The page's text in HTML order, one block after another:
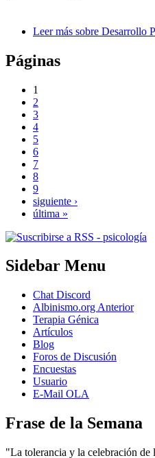
Leer más sobre Desarrollo
Páginas
1
2
3
4
5
6
7
8
9
siguiente ›
última »
Sidebar Menu
Chat Discord
Albinismo.org Anterior
Terapia Génica
Artículos
Blog
Foros de Discusión
Encuestas
Usuario
E-Mail OLA
Frase de la Semana
"La tolerancia y la celebración de